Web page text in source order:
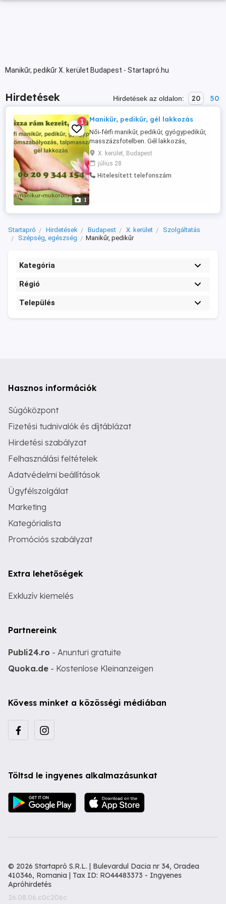
Manikűr, pedikűr X. kerület Budapest - Startapró.hu
Hirdetések Hirdetések az oldalon: 20 50
1
1 Manikűr, pedikűr, gél lakkozás
Női-férfi manikűr, pedikűr, gyógypedikűr,
masszázsfotelben. Gél lakkozás,
körömszabályozás, spa manikűr és
pedikűr, talpmasszázs, cipőfertőtlenítés.
Kézápolás, lábápolás akciókkal várom
Budapest X-XIV. kerület határán. Manikűr-
X. kerület, Budapest
július 28
Hitelesített telefonszám
Startapró Hirdetések Budapest X. kerület
Szolgáltatás
Szépség, egészség
Manikűr, pedikűr
Kategória
Régió
Település
Hasznos információk
Súgóközpont
Fizetési tudnivalók és díjtáblázat
Hirdetési szabályzat
Felhasználási feltételek
Adatvédelmi beállítások
Ügyfélszolgálat
Marketing
Kategórialista
Promóciós szabályzat
Extra lehetőségek
Exkluzív kiemelés
Partnereink
Publi24.ro - Anunturi gratuite
Quoka.de - Kostenlose Kleinanzeigen
Kövess minket a közösségi médiában
Töltsd le ingyenes alkalmazásunkat
© 2026 Startapró S.R.L. | Bulevardul Dacia nr 34, Oradea
410346, Romania | Tax ID: RO44483373 - Ingyenes
Apróhirdetés
26.08.06.c0c206c